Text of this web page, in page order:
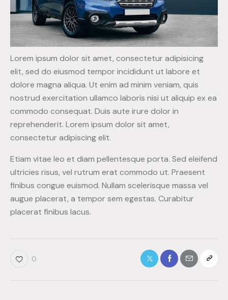
Lorem ipsum dolor sit amet, consectetur adipisicing
elit, sed do eiusmod tempor incididunt ut labore et
dolore magna aliqua. Ut enim ad minim veniam, quis
nostrud exercitation ullamco laboris nisi ut aliquip ex ea
commodo consequat. Duis aute irure dolor in
reprehenderit. Lorem ipsum dolor sit amet,
consectetur adipiscing elit.
Etiam vitae leo et diam pellentesque porta. Sed eleifend
ultricies risus, vel rutrum erat commodo ut. Praesent
finibus congue euismod. Nullam scelerisque massa vel
augue placerat, a tempor sem egestas. Curabitur
placerat finibus lacus.
0